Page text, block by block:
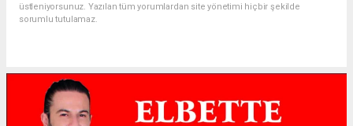
üstleniyorsunuz. Yazılan tüm yorumlardan site yönetimi hiçbir şekilde
sorumlu tutulamaz.